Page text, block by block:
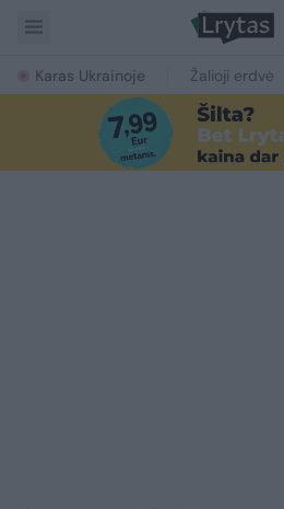
Karas Ukrainoje Žalioji erdvė